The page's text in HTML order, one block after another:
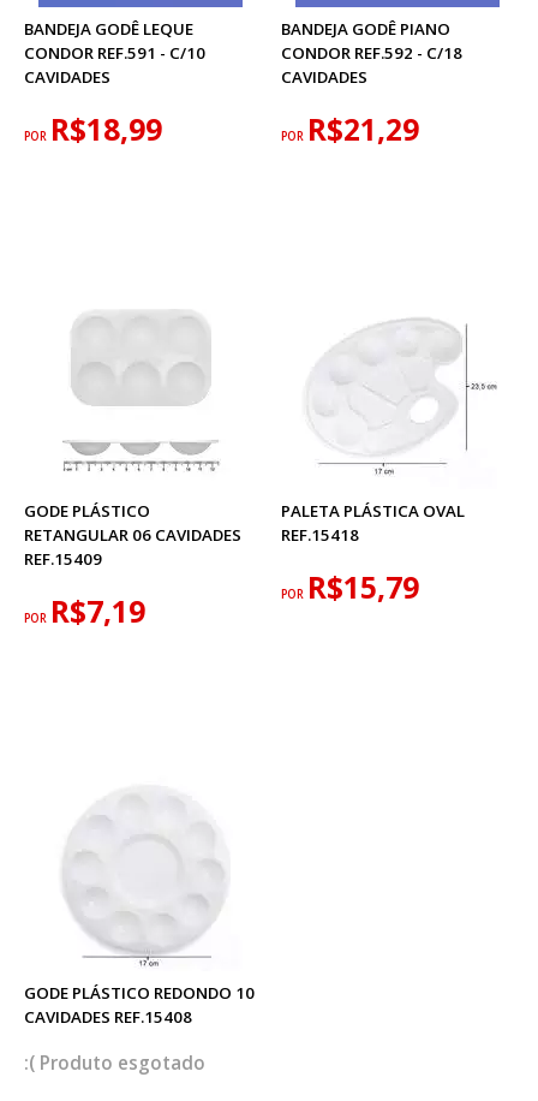
BANDEJA GODÊ LEQUE
CONDOR REF.591 - C/10
CAVIDADES
POR R$18,99
BANDEJA GODÊ PIANO
CONDOR REF.592 - C/18
CAVIDADES
POR R$21,29
GODE PLÁSTICO
RETANGULAR 06 CAVIDADES
REF.15409
POR R$7,19
PALETA PLÁSTICA OVAL
REF.15418
POR R$15,79
GODE PLÁSTICO REDONDO 10
CAVIDADES REF.15408
esgotado